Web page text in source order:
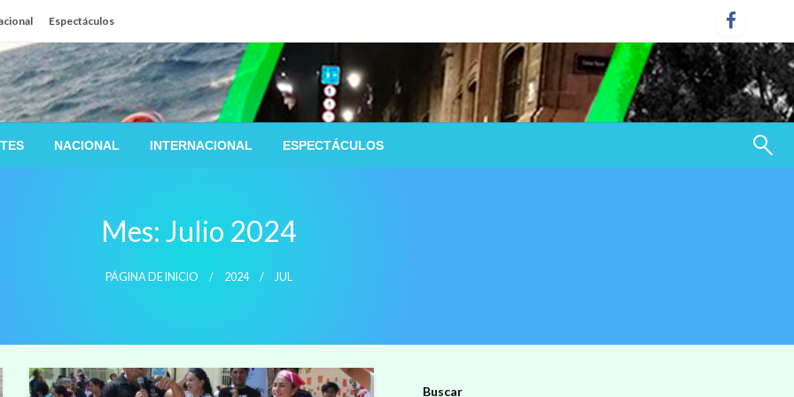
Espectáculos
NACIONAL INTERNACIONAL ESPECTÁCULOS
Mes: Julio 2024
PÁGINA DE INICIO 2024 JUL
Buscar